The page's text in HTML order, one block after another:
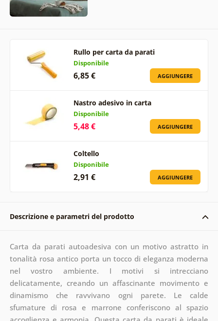
Rullo per carta da parati
Disponibile
6,85 € AGGIUNGERE
Nastro adesivo in carta
Disponibile
5,48 € AGGIUNGERE
Coltello
Disponibile
2,91 € AGGIUNGERE
Descrizione e parametri del prodotto
Carta da parati autoadesiva con un motivo astratto in
tonalità rosa antico porta un tocco di eleganza moderna
nel vostro ambiente. I motivi si intrecciano
delicatamente, creando un affascinante movimento e
dinamismo che ravvivano ogni parete. Le calde
sfumature di rosa e marrone conferiscono al spazio